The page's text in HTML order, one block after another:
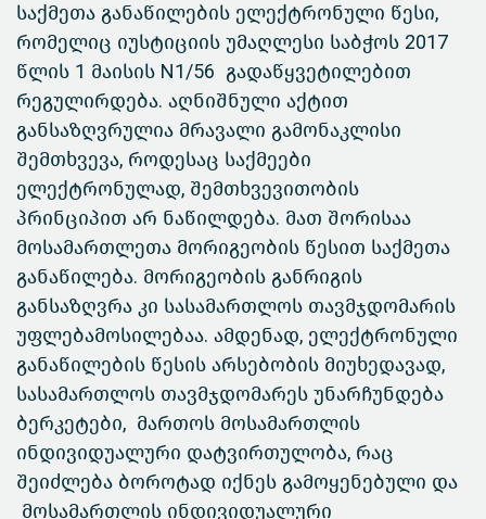
საქმეთა განაწილების ელექტრონული წესი,
რომელიც იუსტიციის უმაღლესი საბჭოს 2017
წლის 1 მაისის N1/56 გადაწყვეტილებით
რეგულირდება. აღნიშნული აქტით
განსაზღვრულია მრავალი გამონაკლისი
შემთხვევა, როდესაც საქმეები
ელექტრონულად, შემთხვევითობის
პრინციპით არ ნაწილდება. მათ შორისაა
მოსამართლეთა მორიგეობის წესით საქმეთა
განაწილება. მორიგეობის განრიგის
განსაზღვრა კი სასამართლოს თავმჯდომარის
უფლებამოსილებაა. ამდენად, ელექტრონული
განაწილების წესის არსებობის მიუხედავად,
სასამართლოს თავმჯდომარეს უნარჩუნდება
ბერკეტები, მართოს მოსამართლის
ინდივიდუალური დატვირთულობა, რაც
შეიძლება ბოროტად იქნეს გამოყენებული და
მოსამართლის ინდივიდუალური